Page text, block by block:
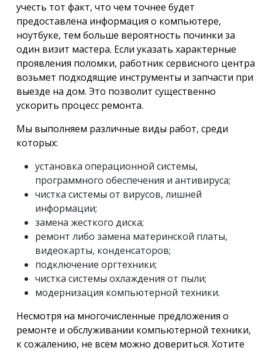
учесть тот факт, что чем точнее будет
предоставлена информация о компьютере,
ноутбуке, тем больше вероятность починки за
один визит мастера. Если указать характерные
проявления поломки, работник сервисного центра
возьмет подходящие инструменты и запчасти при
выезде на дом. Это позволит существенно
ускорить процесс ремонта.
Мы выполняем различные виды работ, среди
которых:
установка операционной системы,
программного обеспечения и антивируса;
чистка системы от вирусов, лишней
информации;
замена жесткого диска;
ремонт либо замена материнской платы,
видеокарты, конденсаторов;
подключение оргтехники;
чистка системы охлаждения от пыли;
модернизация компьютерной техники.
Несмотря на многочисленные предложения о
ремонте и обслуживании компьютерной техники,
к сожалению, не всем можно довериться. Хотите